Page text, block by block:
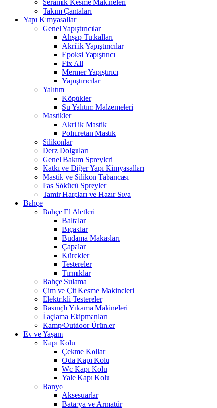
Seramik Kesme Makineleri
Takım Çantaları
Yapı Kimyasalları
Genel Yapıştırıcılar
Ahşap Tutkalları
Akrilik Yapıştırıcılar
Epoksi Yapıştırıcı
Fix All
Mermer Yapıştırıcı
Yapıştırıcılar
Yalıtım
Köpükler
Su Yalıtım Malzemeleri
Mastikler
Akrilik Mastik
Poliüretan Mastik
Silikonlar
Derz Dolguları
Genel Bakım Spreyleri
Katkı ve Diğer Yapı Kimyasalları
Mastik ve Silikon Tabancası
Pas Sökücü Spreyler
Tamir Harçları ve Hazır Sıva
Bahçe
Bahçe El Aletleri
Baltalar
Bıçaklar
Budama Makasları
Çapalar
Kürekler
Testereler
Tırmıklar
Bahçe Sulama
Çim ve Çit Kesme Makineleri
Elektrikli Testereler
Basınçlı Yıkama Makineleri
İlaçlama Ekipmanları
Kamp/Outdoor Ürünler
Ev ve Yaşam
Kapı Kolu
Çekme Kollar
Oda Kapı Kolu
Wc Kapı Kolu
Yale Kapı Kolu
Banyo
Aksesuarlar
Batarya ve Armatür